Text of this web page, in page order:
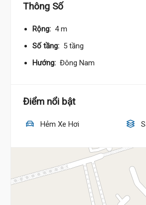
Thông Số
Rộng: 4 m
Số tầng: 5 tầng
Hướng: Đông Nam
Điểm nổi bật
Hẻm Xe Hơi